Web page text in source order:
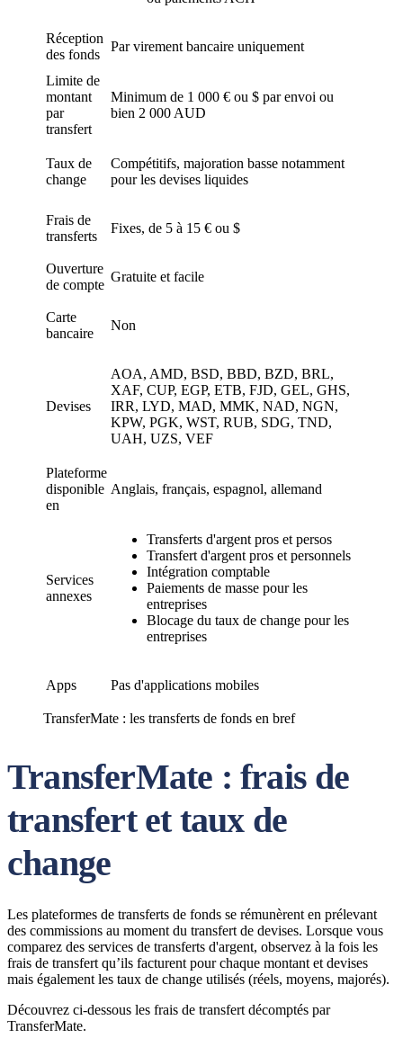
Réception
des fonds
Par virement bancaire uniquement
Limite de
montant
par
transfert
Minimum de 1 000 € ou $ par envoi ou
bien 2 000 AUD
Taux de
change
Compétitifs, majoration basse notamment
pour les devises liquides
Frais de
transferts
Fixes, de 5 à 15 € ou $
Ouverture
de compte
Gratuite et facile
Carte
bancaire
Non
Devises
AOA, AMD, BSD, BBD, BZD, BRL,
XAF, CUP, EGP, ETB, FJD, GEL, GHS,
IRR, LYD, MAD, MMK, NAD, NGN,
KPW, PGK, WST, RUB, SDG, TND,
UAH, UZS, VEF
Plateforme
disponible
en
Anglais, français, espagnol, allemand
Services
annexes
Transferts d'argent pros et persos
Transfert d'argent pros et personnels
Intégration comptable
Paiements de masse pour les
entreprises
Blocage du taux de change pour les
entreprises
Apps Pas d'applications mobiles
TransferMate : les transferts de fonds en bref
TransferMate : frais de
transfert et taux de
change
Les plateformes de transferts de fonds se rémunèrent en prélevant
des commissions au moment du transfert de devises. Lorsque vous
comparez des services de transferts d'argent, observez à la fois les
frais de transfert qu’ils facturent pour chaque montant et devises
mais également les taux de change utilisés (réels, moyens, majorés).
Découvrez ci-dessous les frais de transfert décomptés par
TransferMate.